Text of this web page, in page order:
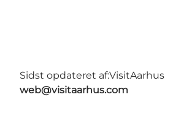
Sidst opdateret af:VisitAarhus
web@visitaarhus.com